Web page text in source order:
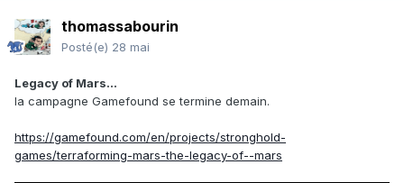
thomassabourin
Posté(e) 28 mai
Legacy of Mars…
la campagne Gamefound se termine demain.
https://gamefound.com/en/projects/stronghold-
games/terraforming-mars-the-legacy-of--mars